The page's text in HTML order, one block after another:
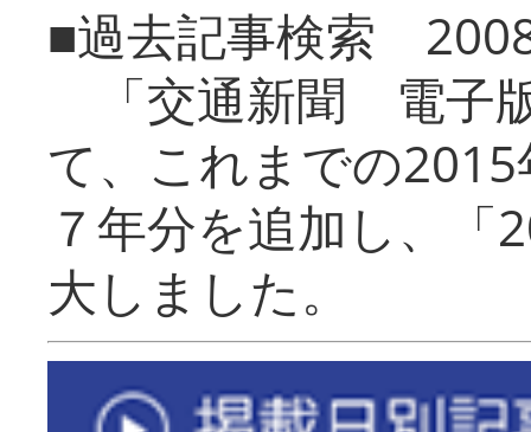
■過去記事検索
「交通新聞 電子
て、これまでの
７年分を追加し、「
大しまし